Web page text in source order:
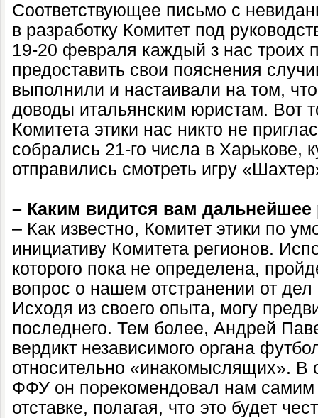
Соответствующее письмо с
в разработку Комитет под
19-20 февраля каждый з нас троих
предоставить свои пояснения
выполнили и настаивали на том,
доводы итальянским юристам. Вот
Комитета этики нас никто не
собрались 21-го числа в Харькове,
отправились смотреть игру
– Каким видится вам дальнейшее
– Как известно, Комитет этики по
инициативу Комитета регионов.
которого пока не определена,
вопрос о нашем отстранении от
Исходя из своего опыта, могу
последнего. Тем более, Андрей
вердикт независимого органа
относительно «инакомыслящих». В
ФФУ он порекомендовал нам самим
отставке, полагая, что это будет